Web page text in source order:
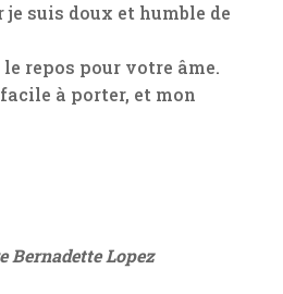
suis doux et humble de
repos pour votre âme.
à porter, et mon
Bernadette Lopez